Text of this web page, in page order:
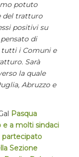
potuto
del tratturo
positivi su
pensato di
i Comuni e
Sarà
la quale
, Abruzzo e
Pasqua
a molti sindaci
partecipato
Sezione